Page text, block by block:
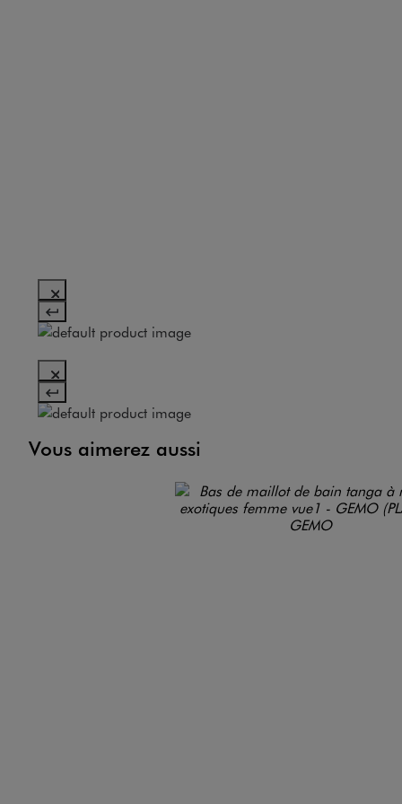
Vous aimerez aussi